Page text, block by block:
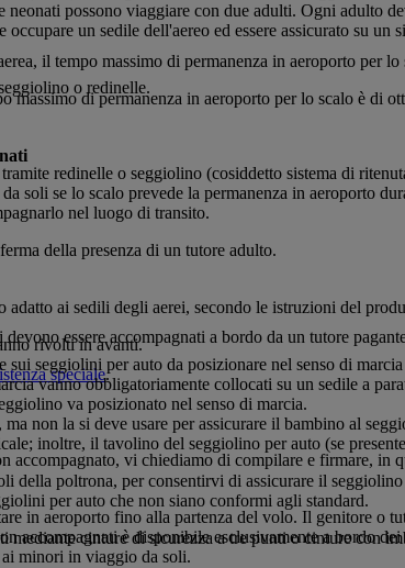
il tempo massimo di permanenza in aeroporto per lo
di permanenza in aeroporto per lo scalo è di
soli se lo scalo prevede la permanenza in aeroporto
nel luogo di transito.
della presenza di un tutore adulto.
essere accompagnati a bordo da un tutore
speciale.
accompagnato, vi chiediamo di compilare e firmare,
in aeroporto fino alla partenza del volo. Il genitore o
è disponibile esclusivamente a bordo
minori in viaggio da soli.
possono viaggiare con due adulti. Ogni adulto
un sedile dell'aereo ed essere assicurato su
o redinelle.
tramite redinelle o seggiolino (cosiddetto sistema di
ai sedili degli aerei, secondo le istruzioni del
rivolti in avanti.
seggiolini per auto da posizionare nel senso di
vanno obbligatoriamente collocati su un sedile a
va posizionato nel senso di marcia.
non la si deve usare per assicurare il bambino al
inoltre, il tavolino del seggiolino per auto (se
della poltrona, per consentirvi di assicurare il
per auto che non siano conformi agli standard.
mediante cinture di sicurezza a tre punti o cinture con